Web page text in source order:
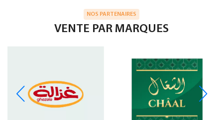
NOS PARTENAIRES
VENTE PAR MARQUES